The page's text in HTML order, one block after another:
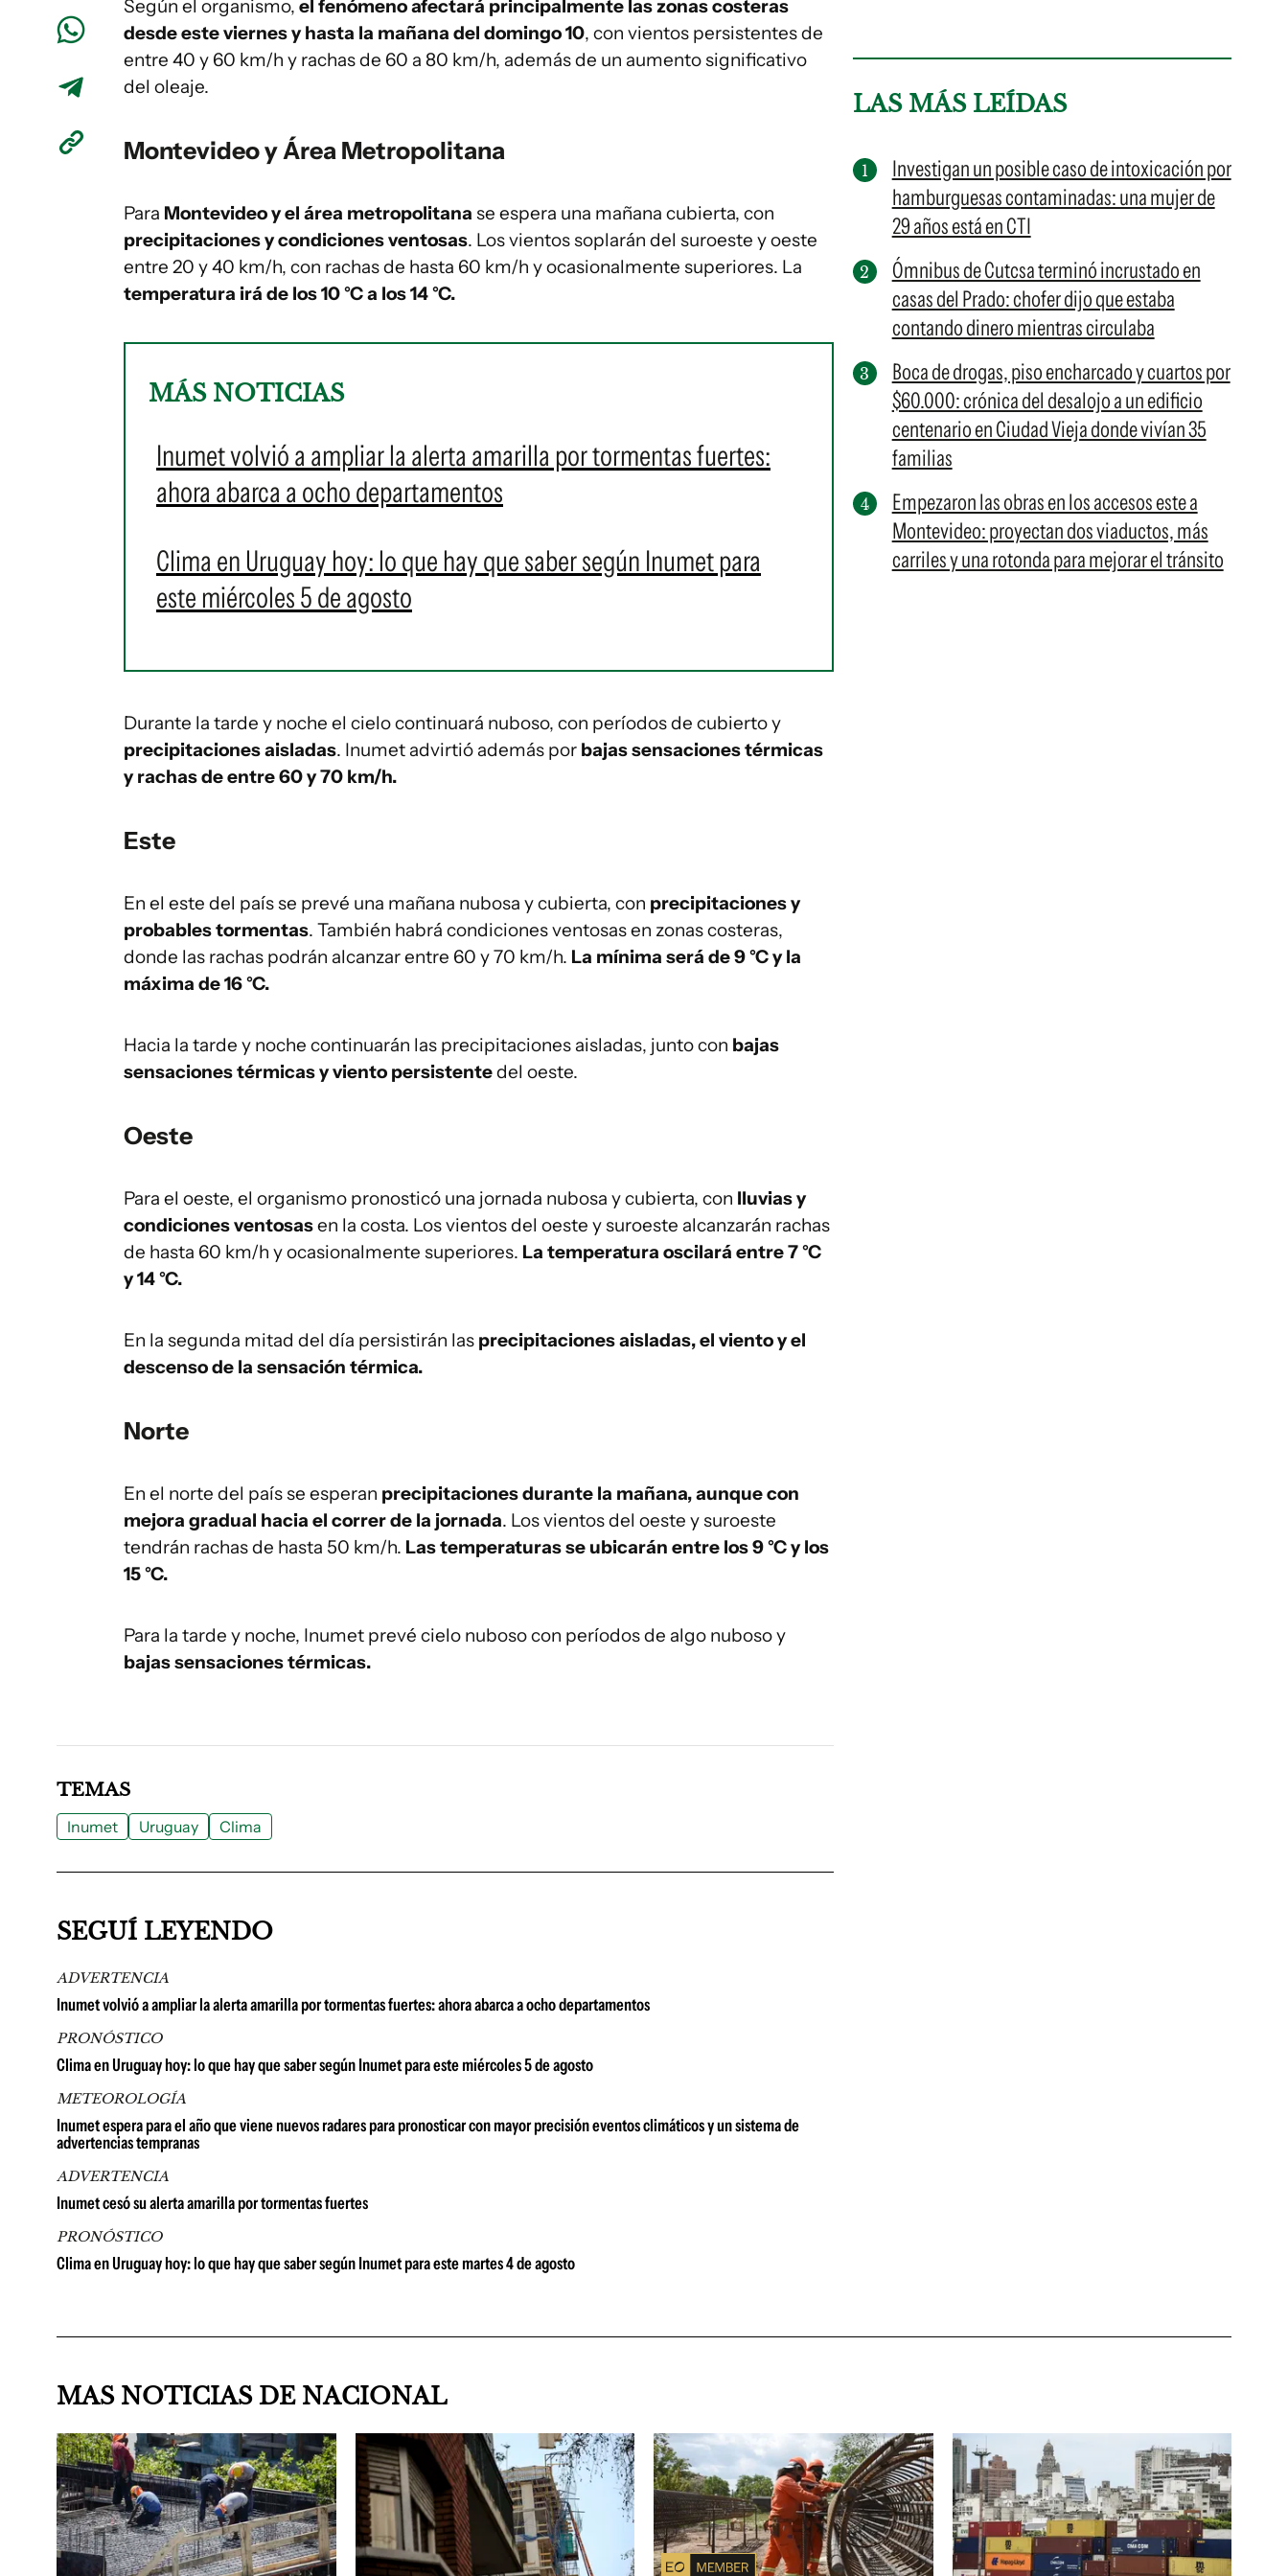
Según el organismo, el fenómeno afectará principalmente las zonas costeras
desde este viernes y hasta la mañana del domingo 10, con vientos persistentes de
entre 40 y 60 km/h y rachas de 60 a 80 km/h, además de un aumento significativo
del oleaje.
Montevideo y Área Metropolitana
Para Montevideo y el área metropolitana se espera una mañana cubierta, con
precipitaciones y condiciones ventosas. Los vientos soplarán del suroeste y oeste
entre 20 y 40 km/h, con rachas de hasta 60 km/h y ocasionalmente superiores. La
temperatura irá de los 10 °C a los 14 °C.
MÁS NOTICIAS
Inumet volvió a ampliar la alerta amarilla por tormentas fuertes:
ahora abarca a ocho departamentos
Clima en Uruguay hoy: lo que hay que saber según Inumet para
este miércoles 5 de agosto
Durante la tarde y noche el cielo continuará nuboso, con períodos de cubierto y
precipitaciones aisladas. Inumet advirtió además por bajas sensaciones térmicas
y rachas de entre 60 y 70 km/h.
Este
En el este del país se prevé una mañana nubosa y cubierta, con precipitaciones y
probables tormentas. También habrá condiciones ventosas en zonas costeras,
donde las rachas podrán alcanzar entre 60 y 70 km/h. La mínima será de 9 °C y la
máxima de 16 °C.
Hacia la tarde y noche continuarán las precipitaciones aisladas, junto con bajas
sensaciones térmicas y viento persistentedel oeste.
Oeste
Para el oeste, el organismo pronosticó una jornada nubosa y cubierta, con lluvias y
condiciones ventosasen la costa. Los vientos del oeste y suroeste alcanzarán rachas
de hasta 60 km/h y ocasionalmente superiores. La temperatura oscilará entre 7 °C
y 14 °C.
En la segunda mitad del día persistirán las precipitaciones aisladas, el viento y el
descenso de la sensación térmica.
Norte
En el norte del país se esperan precipitaciones durante la mañana, aunque con
mejora gradual hacia el correr de la jornada. Los vientos del oeste y suroeste
tendrán rachas de hasta 50 km/h. Las temperaturas se ubicarán entre los 9 °C y los
15 °C.
Para la tarde y noche, Inumet prevé cielo nuboso con períodos de algo nuboso y
bajas sensaciones térmicas.
LAS MÁS LEÍDAS
Investigan un posible caso de intoxicación por
hamburguesas contaminadas: una mujer de
29 años está en CTI
Ómnibus de Cutcsa terminó incrustado en
casas del Prado: chofer dijo que estaba
contando dinero mientras circulaba
Boca de drogas, piso encharcado y cuartos por
$60.000: crónica del desalojo a un edificio
centenario en Ciudad Vieja donde vivían 35
familias
Empezaron las obras en los accesos este a
Montevideo: proyectan dos viaductos, más
carriles y una rotonda para mejorar el tránsito
TEMAS
Inumet Uruguay Clima
SEGUÍ LEYENDO
ADVERTENCIA
Inumet volvió a ampliar la alerta amarilla por tormentas fuertes: ahora abarca a ocho departamentos
PRONÓSTICO
Clima en Uruguay hoy: lo que hay que saber según Inumet para este miércoles 5 de agosto
METEOROLOGÍA
Inumet espera para el año que viene nuevos radares para pronosticar con mayor precisión eventos climáticos y un sistema de
advertencias tempranas
ADVERTENCIA
Inumet cesó su alerta amarilla por tormentas fuertes
PRONÓSTICO
Clima en Uruguay hoy: lo que hay que saber según Inumet para este martes 4 de agosto
MAS NOTICIAS DE NACIONAL